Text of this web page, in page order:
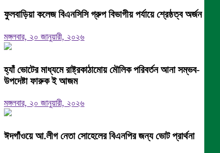
ফুলবাড়িয়া কলেজ বিএনসিসি গ্রুপ বিভাগীয় পর্যায়ে শ্রেষ্ঠত্ব অর্জন।
মঙ্গলবার, ২০ জানুয়ারী, ২০২৬
হ্যাঁ ভোটের মাধ্যমে রাষ্ট্রকাঠামোয় মৌলিক পরিবর্তন আনা সম্ভব-
উপদেষ্টা ফারুক ই আজম
মঙ্গলবার, ২০ জানুয়ারী, ২০২৬
ঈদগাঁওয়ে আ.লীগ নেতা সোহেলের বিএনপির জন্য ভোট প্রার্থনা